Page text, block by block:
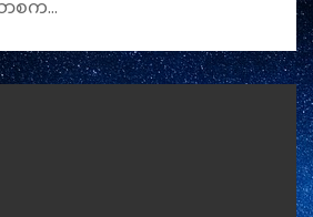
ာစက…